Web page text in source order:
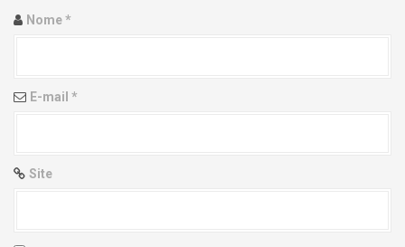
i
n
Nome*
E-mail *
Site